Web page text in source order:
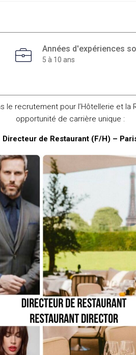
Années d'expériences
5 à 10 ans
le recrutement pour l’Hôtellerie et la
opportunité de carrière unique :
Directeur de Restaurant (F/H) –